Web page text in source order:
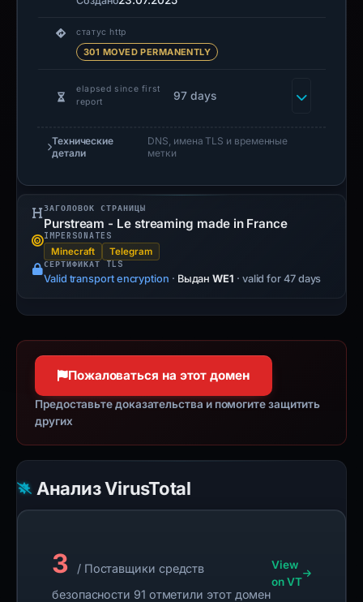
статус http
301 MOVED PERMANENTLY
elapsed since first
report
97 days
Технические
детали
DNS, имена TLS и временные
метки
ЗАГОЛОВОК СТРАНИЦЫ
Purstream - Le streaming made in France
IMPERSONATES
Minecraft Telegram
СЕРТИФИКАТ TLS
Valid transport encryption · ВыданWE1 · valid for 47 days
Пожаловаться на этот домен
Предоставьте доказательства и помогите защитить
других
Анализ VirusTotal
3
/ Поставщики средств
безопасности 91 отметили этот домен
View
on VT